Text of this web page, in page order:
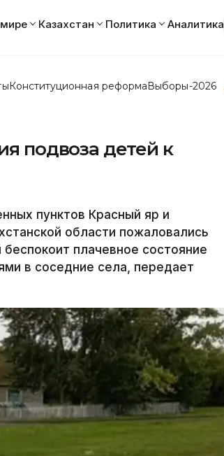
Казахстан Политика Аналитика
Конституционная реформаВыборы-2026
подвоза детей к
пунктов Красный яр и
области пожаловались
плачевное состояние
в соседние села, передает